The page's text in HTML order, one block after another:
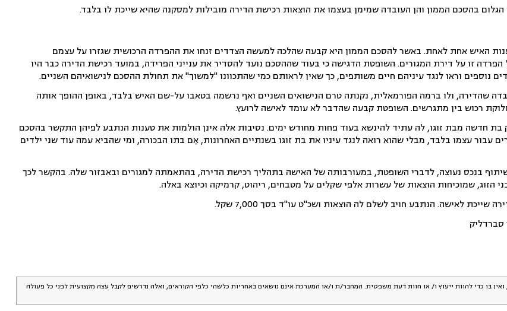
בהסכם הממון והן העובדה שמימן בעצמו את הוצאות רכישת הדירה מובילות למסקנה שהיא שייכת לו בלבד.
האיש אחת לאחת. באשר להסכם הממון היא קבעה שהלכה למעשה הצדדים זנחו את ההפרדה הרכושית שגזרו על עצמם
זו על דירת המגורים. השופטת הדגישה כי בעוד שההסכם נועד להסדיר את ענייני הפרידה, במועד רכישת הדירה כבר היו
נוספים וראו לנגד עיניהם חיים משותפים, כך שאין לראותם כמי שהתכוונו "למשוך" את תחולת ההסכם לנישואיהם השניים.
שהדירה, ולו ברמה הפורמאלית, נקנתה טרם הנישואים השניים ואף נרשמה בטאבו על-שם האיש בלבד, באופן ההופך אותה
רכוש בין מתגרשים. השופטת קבעה שהדבר לא עומד לאישה לרועץ.
חדשה מבת זוגו, לה עתיד להינשא בעוד פחות מחודש ימים. נסיבות אלה אינן הולמות את טענות הנתבע לפיהן התקשר בהסכם
דירת מגורים בת 5 חדרים עבור עצמו בלבד, מבלי שהוא רואה לנגד עיניו את בת זוגו בשנתיים האחרונות, אֵם בתו הבכורה, ומי שהביא עמה עוד שני ילדים
בנכס נעוצה, לדברי השופטת, במעורבותה של האישה בתהליך רכישת הדירה, בהתאמתה למגורים ובאבזור שלה. בהקשר לכך
הזוג, שמוכיחות הוצאות של עשרות אלפי שקלים על מטבחים, ריהוט, קרמיקה וכיוצא באלה.
לאישה. הנתבע חויב לשלם לה הוצאות ושכ"ט עו"ד בסך 7,000 שקל.
סברדליק
בו כדי להוות ייעוץ ו/ או חוות דעת משפטית. המחבר/ת ו/או המערכת אינם נושאים באחריות כלשהי כלפי הקוראים, ואלה נדרשים לקבל עצה מקצועית לפני כל פעולה